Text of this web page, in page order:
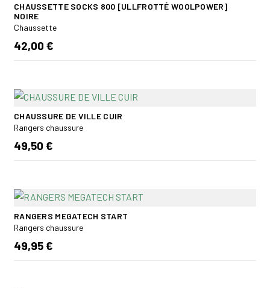
CHAUSSETTE SOCKS 800 [ULLFROTTÉ WOOLPOWER]
NOIRE
Chaussette
42,00 €
CHAUSSURE DE VILLE CUIR
Rangers chaussure
49,50 €
RANGERS MEGATECH START
Rangers chaussure
49,95 €